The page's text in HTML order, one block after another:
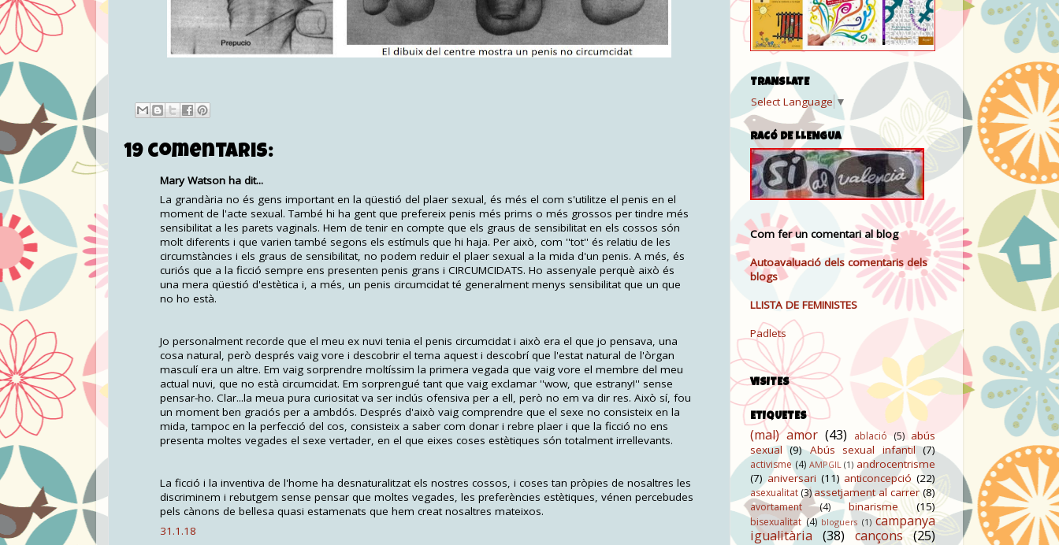
19 comentaris:
Mary Watson ha dit...
La grandària no és gens important en la qüestió del plaer sexual, és més el com s'utilitze el penis en el
moment de l'acte sexual. També hi ha gent que prefereix penis més prims o més grossos per tindre més
sensibilitat a les parets vaginals. Hem de tenir en compte que els graus de sensibilitat en els cossos són
molt diferents i que varien també segons els estímuls que hi haja. Per això, com ''tot'' és relatiu de les
circumstàncies i els graus de sensibilitat, no podem reduir el plaer sexual a la mida d'un penis. A més, és
curiós que a la ficció sempre ens presenten penis grans i CIRCUMCIDATS. Ho assenyale perquè això és
una mera qüestió d'estètica i, a més, un penis circumcidat té generalment menys sensibilitat que un que
no ho està.
Jo personalment recorde que el meu ex nuvi tenia el penis circumcidat i això era el que jo pensava, una
cosa natural, però després vaig vore i descobrir el tema aquest i descobrí que l'estat natural de l'òrgan
masculí era un altre. Em vaig sorprendre moltíssim la primera vegada que vaig vore el membre del meu
actual nuvi, que no està circumcidat. Em sorprengué tant que vaig exclamar ''wow, que estrany!'' sense
pensar-ho. Clar...la meua pura curiositat va ser inclús ofensiva per a ell, però no em va dir res. Això sí, fou
un moment ben graciós per a ambdós. Després d'això vaig comprendre que el sexe no consisteix en la
mida, tampoc en la perfecció del cos, consisteix a saber com donar i rebre plaer i que la ficció no ens
presenta moltes vegades el sexe vertader, en el que eixes coses estètiques són totalment irrellevants.
La ficció i la inventiva de l'home ha desnaturalitzat els nostres cossos, i coses tan pròpies de nosaltres les
discriminem i rebutgem sense pensar que moltes vegades, les preferències estètiques, vénen percebudes
pels cànons de bellesa quasi estamenats que hem creat nosaltres mateixos.
31.1.18
TRANSLATE
Select Language ▼
RACÓ DE LLENGUA
Com fer un comentari al blog
Autoavaluació dels comentaris dels
blogs
LLISTA DE FEMINISTES
Padlets
VISITES
ETIQUETES
(mal) amor (43) ablació (5) abús
sexual (9) Abús sexual infantil (7)
activisme (4) AMPGIL (1) androcentrisme
(7) aniversari (11) anticoncepció (22)
asexualitat (3)assetjament al carrer (8)
avortament (4) binarisme (15)
bisexualitat (4) bloguers (1) campanya
igualitària
(38) cançons (25)